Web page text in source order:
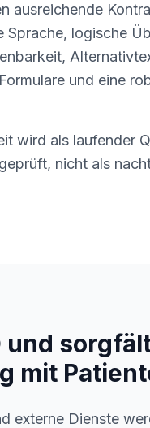
ausreichende
Sprache, logische
und eine
wird als laufender
nicht als
und
mit
externe Dienste